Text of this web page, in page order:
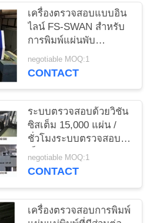
เครื่องตรวจสอบแบบอิน
ไลน์ FS-SWAN สำหรับ
การพิมพ์แผ่นพับ
Focusight สำหรับ 1040
มม. × 720 มม
negotiable MOQ:1
CONTACT
ระบบตรวจสอบด้วยวิชัน
ซิสเต็ม 15,000 แผ่น /
ชั่วโมงระบบตรวจสอบ
เว็บแคบ
negotiable MOQ:1
CONTACT
เครื่องตรวจสอบการพิมพ์